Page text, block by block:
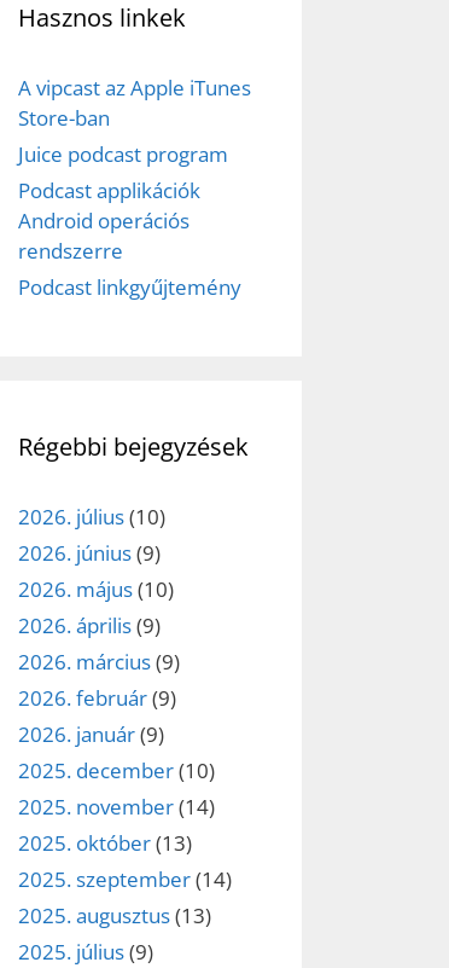
Hasznos linkek
A vipcast az Apple iTunes
Store-ban
Juice podcast program
Podcast applikációk
Android operációs
rendszerre
Podcast linkgyűjtemény
Régebbi bejegyzések
2026. július(10)
2026. június(9)
2026. május(10)
2026. április(9)
2026. március(9)
2026. február(9)
2026. január(9)
2025. december(10)
2025. november(14)
2025. október(13)
2025. szeptember(14)
2025. augusztus(13)
2025. július(9)